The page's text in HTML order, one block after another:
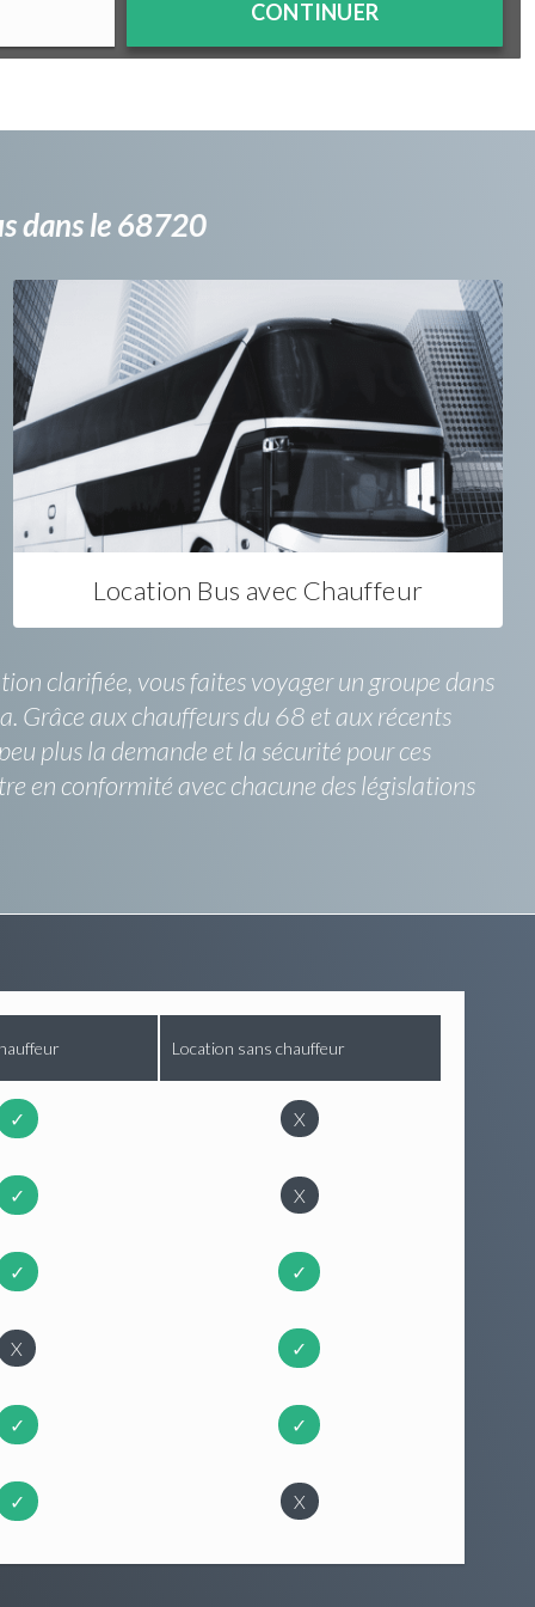
CONTINUER
dans le 68720
Location Bus avec Chauffeur
clarifiée, vous faites voyager un groupe dans
Grâce aux chauffeurs du 68 et aux récents
plus la demande et la sécurité pour ces
en conformité avec chacune des législations
Location sans chauffeur
✓ X
✓ X
✓ ✓
X ✓
✓ ✓
✓ X